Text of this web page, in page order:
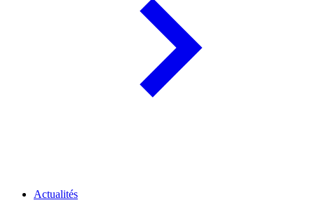
Actualités